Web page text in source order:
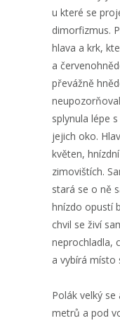
u které se
dimorfizmus.
hlava a krk,
a
převážně
splynula lépe
jejich oko.
květen,
zimovištích.
stará se o ně
hnízdo opustí
chvil se živí
neprochladla,
a vybírá místo
Polák velký
metrů a pod